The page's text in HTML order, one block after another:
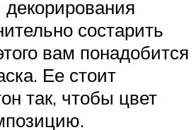
состарить
вам понадобится
Ее стоит
так, чтобы цвет